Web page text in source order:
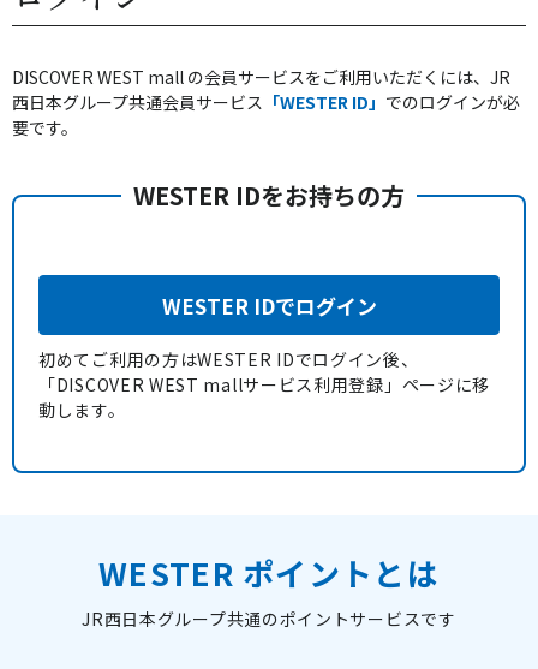
DISCOVER WEST mall の会員サービスをご利用いただくには、JR
西日本グループ共通会員サービス 「WESTER ID」 でのログインが必
要です。
WESTER IDをお持ちの方
WESTER IDでログイン
初めてご利用の方はWESTER IDでログイン後、
「DISCOVER WEST mallサービス利用登録」ページに移
動します。
WESTER ポイントとは
JR西日本グループ共通のポイントサービスです